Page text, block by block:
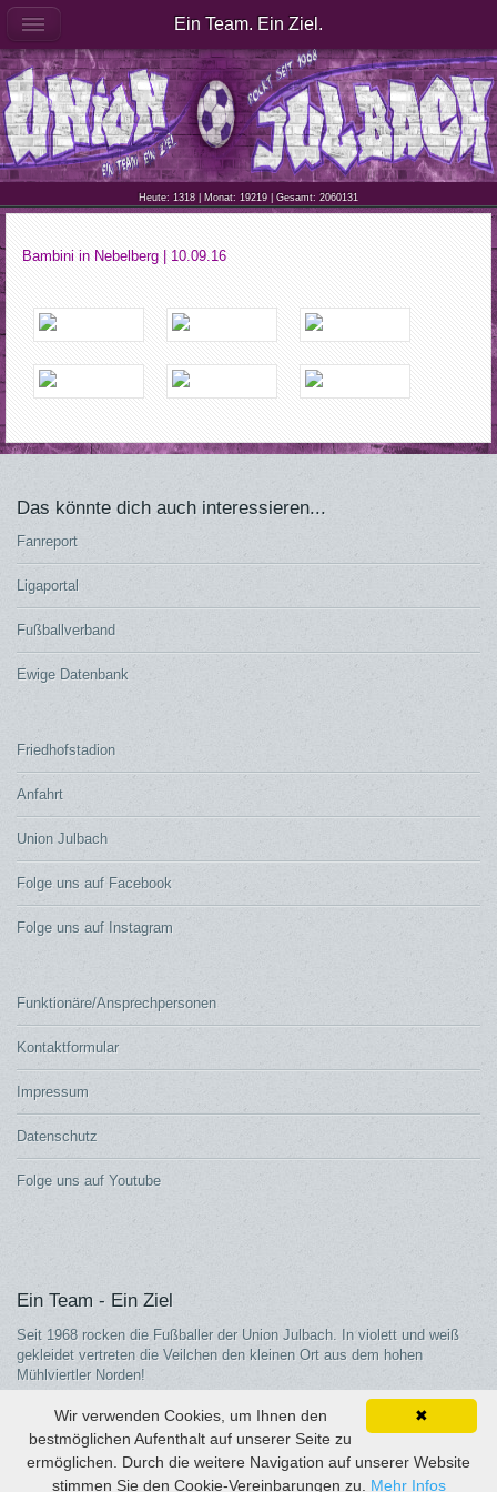
Heute: 1318 | Monat: 19219 | Gesamt: 2060131
Bambini in Nebelberg | 10.09.16
Das könnte dich auch interessieren...
Fanreport
Ligaportal
Fußballverband
Ewige Datenbank
Friedhofstadion
Anfahrt
Union Julbach
Folge uns auf Facebook
Folge uns auf Instagram
Funktionäre/Ansprechpersonen
Kontaktformular
Impressum
Datenschutz
Folge uns auf Youtube
Ein Team - Ein Ziel
Seit 1968 rocken die Fußballer der Union Julbach. In violett und weiß
gekleidet vertreten die Veilchen den kleinen Ort aus dem hohen
Mühlviertler Norden!
© Fußball-julbach.at | Administratorzugang:
Zur Anmeldung
Ein Team. Ein Ziel.
✖
Wir verwenden Cookies, um Ihnen den
bestmöglichen Aufenthalt auf unserer Seite zu
ermöglichen. Durch die weitere Navigation auf unserer Website
stimmen Sie den Cookie-Vereinbarungen zu. Mehr Infos